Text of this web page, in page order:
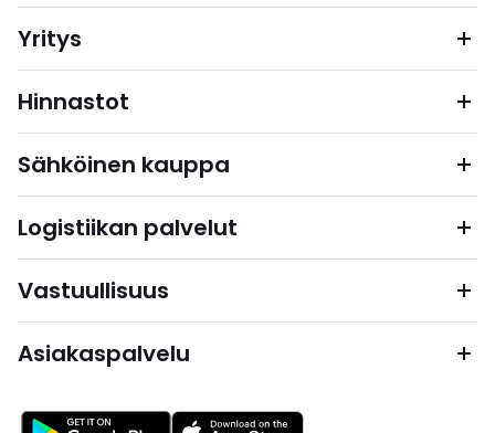
Yritys
Hinnastot
Sähköinen kauppa
Logistiikan palvelut
Vastuullisuus
Asiakaspalvelu